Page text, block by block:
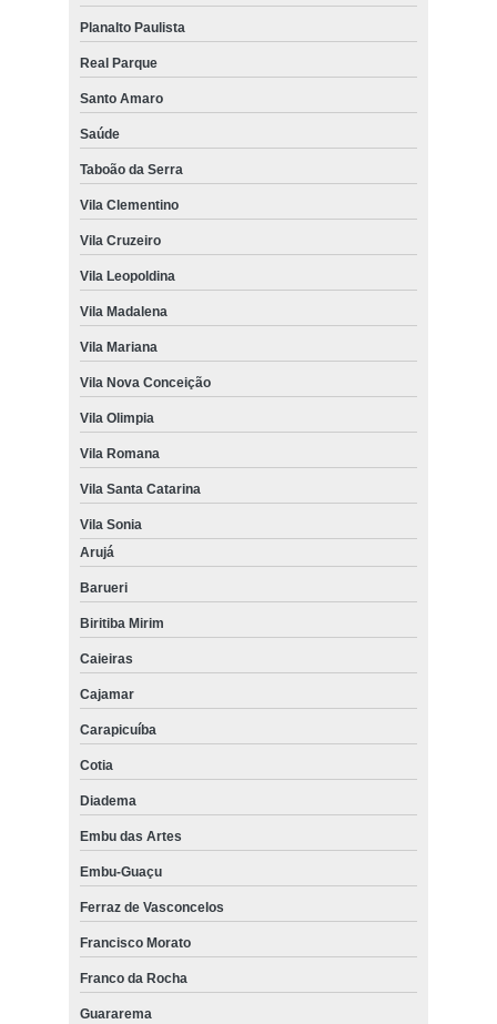
Planalto Paulista
Real Parque
Santo Amaro
Saúde
Taboão da Serra
Vila Clementino
Vila Cruzeiro
Vila Leopoldina
Vila Madalena
Vila Mariana
Vila Nova Conceição
Vila Olimpia
Vila Romana
Vila Santa Catarina
Vila Sonia
Arujá
Barueri
Biritiba Mirim
Caieiras
Cajamar
Carapicuíba
Cotia
Diadema
Embu das Artes
Embu-Guaçu
Ferraz de Vasconcelos
Francisco Morato
Franco da Rocha
Guararema